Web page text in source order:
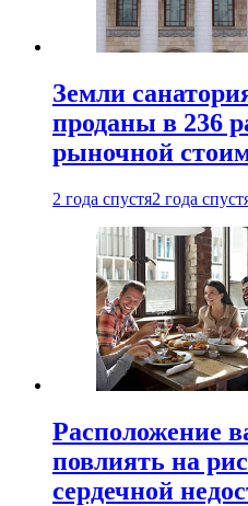
Земли
проданы в 236
рыночной
2 года спустя2 года
Расположение
повлиять на
сердечной